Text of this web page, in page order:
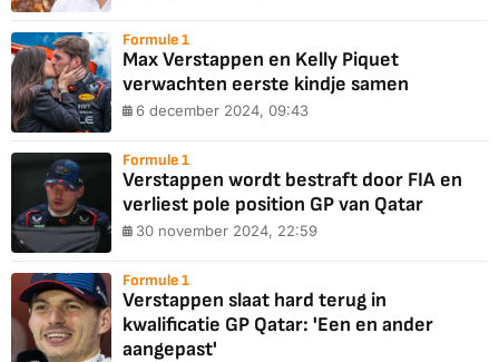
Formule 1
Max Verstappen en Kelly Piquet
verwachten eerste kindje samen
6 december 2024, 09:43
Formule 1
Verstappen wordt bestraft door FIA en
verliest pole position GP van Qatar
30 november 2024, 22:59
Formule 1
Verstappen slaat hard terug in
kwalificatie GP Qatar: 'Een en ander
aangepast'